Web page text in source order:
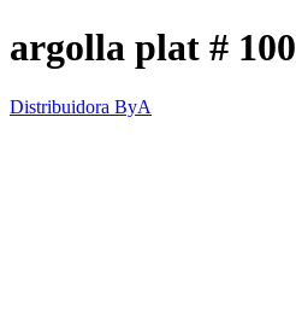
argolla plat # 100
Distribuidora ByA